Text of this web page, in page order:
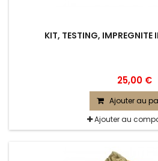
KIT, TESTING, IMPREGNITE
25,00 €
Ajouter au
Ajouter au